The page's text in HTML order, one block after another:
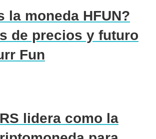
la moneda HFUN?
de precios y futuro
Fun
lidera como la